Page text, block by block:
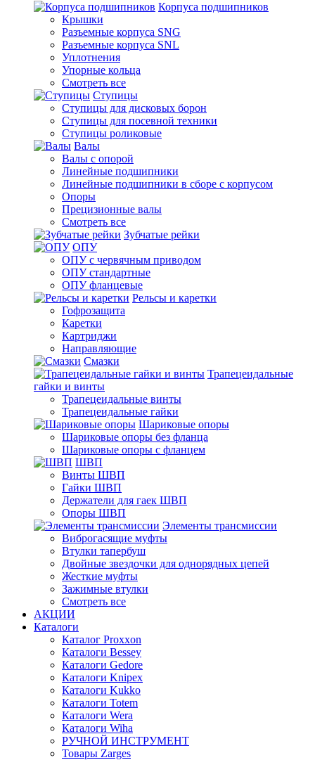
Корпуса подшипников
Крышки
Разъемные корпуса SNG
Разъемные корпуса SNL
Уплотнения
Упорные кольца
Смотреть все
Ступицы
Ступицы для дисковых борон
Ступицы для посевной техники
Ступицы роликовые
Валы
Валы с опорой
Линейные подшипники
Линейные подшипники в сборе с корпусом
Опоры
Прецизионные валы
Смотреть все
Зубчатые рейки
ОПУ
ОПУ с червячным приводом
ОПУ стандартные
ОПУ фланцевые
Рельсы и каретки
Гофрозащита
Каретки
Картриджи
Направляющие
Смазки
Трапецеидальные
гайки и винты
Трапецеидальные винты
Трапецеидальные гайки
Шариковые опоры
Шариковые опоры без фланца
Шариковые опоры с фланцем
ШВП
Винты ШВП
Гайки ШВП
Держатели для гаек ШВП
Опоры ШВП
Элементы трансмиссии
Виброгасящие муфты
Втулки тапербуш
Двойные звездочки для однорядных цепей
Жесткие муфты
Зажимные втулки
Смотреть все
АКЦИИ
Каталоги
Каталог Proxxon
Каталоги Bessey
Каталоги Gedore
Каталоги Knipex
Каталоги Kukko
Каталоги Totem
Каталоги Wera
Каталоги Wiha
РУЧНОЙ ИНСТРУМЕНТ
Товары Zarges